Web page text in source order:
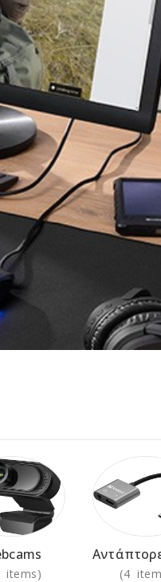
items)
(4